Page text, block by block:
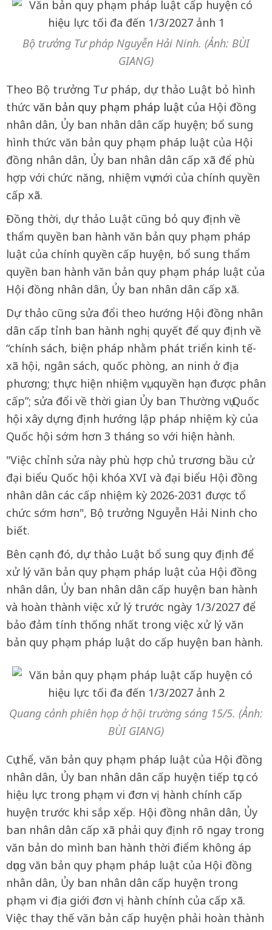
Bộ trưởng Tư pháp Nguyễn Hải Ninh. (Ảnh: BÙI
GIANG)
Theo Bộ trưởng Tư pháp, dự thảo Luật bỏ hình
thức văn bản quy phạm pháp luật của Hội đồng
nhân dân, Ủy ban nhân dân cấp huyện; bổ sung
hình thức văn bản quy phạm pháp luật của Hội
đồng nhân dân, Ủy ban nhân dân cấp xã để phù
hợp với chức năng, nhiệm vụ mới của chính quyền
cấp xã.
Đồng thời, dự thảo Luật cũng bỏ quy định về
thẩm quyền ban hành văn bản quy phạm pháp
luật của chính quyền cấp huyện, bổ sung thẩm
quyền ban hành văn bản quy phạm pháp luật của
Hội đồng nhân dân, Ủy ban nhân dân cấp xã.
Dự thảo cũng sửa đổi theo hướng Hội đồng nhân
dân cấp tỉnh ban hành nghị quyết để quy định về
“chính sách, biện pháp nhằm phát triển kinh tế-
xã hội, ngân sách, quốc phòng, an ninh ở địa
phương; thực hiện nhiệm vụ, quyền hạn được phân
cấp”; sửa đổi về thời gian Ủy ban Thường vụ Quốc
hội xây dựng định hướng lập pháp nhiệm kỳ của
Quốc hội sớm hơn 3 tháng so với hiện hành.
"Việc chỉnh sửa này phù hợp chủ trương bầu cử
đại biểu Quốc hội khóa XVI và đại biểu Hội đồng
nhân dân các cấp nhiệm kỳ 2026-2031 được tổ
chức sớm hơn", Bộ trưởng Nguyễn Hải Ninh cho
biết.
Bên cạnh đó, dự thảo Luật bổ sung quy định để
xử lý văn bản quy phạm pháp luật của Hội đồng
nhân dân, Ủy ban nhân dân cấp huyện ban hành
và hoàn thành việc xử lý trước ngày 1/3/2027 để
bảo đảm tính thống nhất trong việc xử lý văn
bản quy phạm pháp luật do cấp huyện ban hành.
Quang cảnh phiên họp ở hội trường sáng 15/5. (Ảnh:
BÙI GIANG)
Cụ thể, văn bản quy phạm pháp luật của Hội đồng
nhân dân, Ủy ban nhân dân cấp huyện tiếp tục có
hiệu lực trong phạm vi đơn vị hành chính cấp
huyện trước khi sắp xếp. Hội đồng nhân dân, Ủy
ban nhân dân cấp xã phải quy định rõ ngay trong
văn bản do mình ban hành thời điểm không áp
dụng văn bản quy phạm pháp luật của Hội đồng
nhân dân, Ủy ban nhân dân cấp huyện trong
phạm vi địa giới đơn vị hành chính của cấp xã.
Việc thay thế văn bản cấp huyện phải hoàn thành